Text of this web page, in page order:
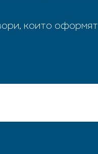
които оформят